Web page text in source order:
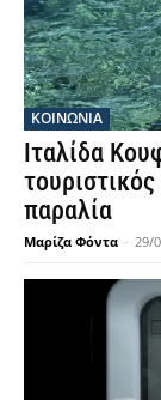
ΚΟΙΝΩΝΙΑ
Ιταλίδα
παραλία
Μαρίζα Φόντα - 29/